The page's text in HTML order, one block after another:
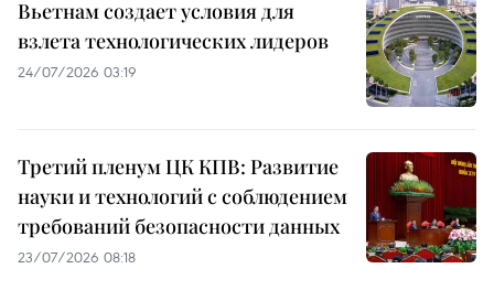
Вьетнам создает условия для
взлета технологических лидеров
24/07/2026 03:19
Третий пленум ЦК КПВ: Развитие
науки и технологий с соблюдением
требований безопасности данных
23/07/2026 08:18